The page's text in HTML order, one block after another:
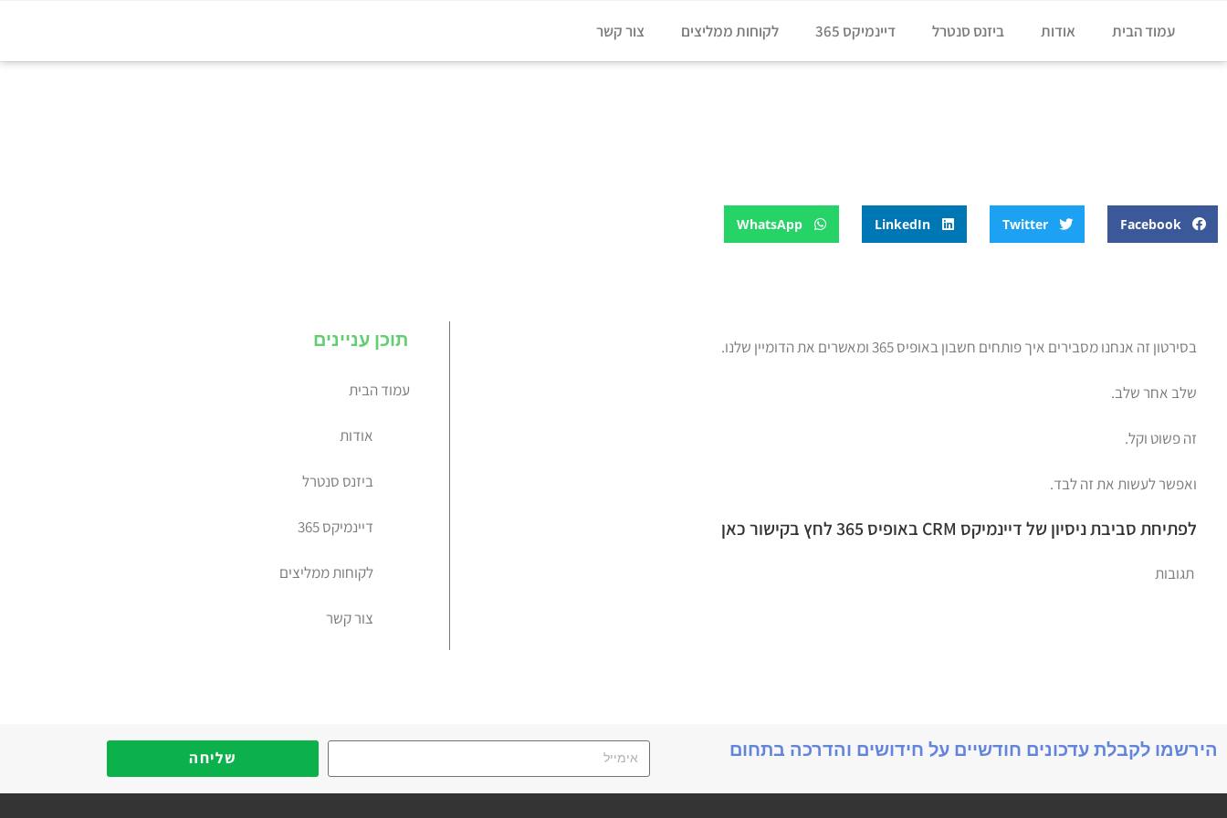
עמוד הבית אודות ביזנס סנטרל דיינמיקס 365 לקוחות ממליצים צור קשר
Facebook
Twitter
LinkedIn
WhatsApp
בסירטון זה אנחנו מסבירים איך פותחים חשבון באופיס 365 ומאשרים את הדומיין שלנו.
שלב אחר שלב.
זה פשוט וקל.
ואפשר לעשות את זה לבד.
לפתיחת סביבת ניסיון של דיינמיקס CRM באופיס 365 לחץ בקישור כאן
תגובות
תוכן עניינים
עמוד הבית
אודות
ביזנס סנטרל
דיינמיקס 365
לקוחות ממליצים
צור קשר
הירשמו לקבלת עדכונים חודשיים על חידושים והדרכה בתחום שליחה